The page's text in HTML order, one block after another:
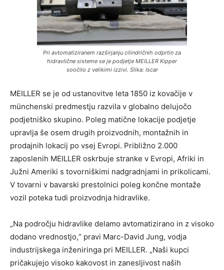
Pri avtomatiziranem razširjanju cilindričnih odprtin za
hidravlične sisteme se je podjetje MEILLER Kipper
soočilo z velikimi izzivi. Slika: Iscar
MEILLER se je od ustanovitve leta 1850 iz kovačije v
münchenski predmestju razvila v globalno delujočo
podjetniško skupino. Poleg matične lokacije podjetje
upravlja še osem drugih proizvodnih, montažnih in
prodajnih lokacij po vsej Evropi. Približno 2.000
zaposlenih MEILLER oskrbuje stranke v Evropi, Afriki in
Južni Ameriki s tovorniškimi nadgradnjami in prikolicami.
V tovarni v bavarski prestolnici poleg končne montaže
vozil poteka tudi proizvodnja hidravlike.
„Na področju hidravlike delamo avtomatizirano in z visoko
dodano vrednostjo,“ pravi Marc-David Jung, vodja
industrijskega inženiringa pri MEILLER. „Naši kupci
pričakujejo visoko kakovost in zanesljivost naših